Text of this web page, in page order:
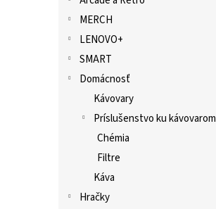
MERCH
LENOVO+
SMART
Domácnosť
Kávovary
Príslušenstvo ku kávovarom
Chémia
Filtre
Káva
Hračky